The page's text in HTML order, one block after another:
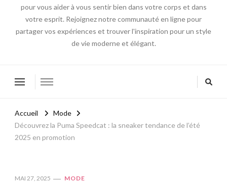
pour vous aider à vous sentir bien dans votre corps et dans
votre esprit. Rejoignez notre communauté en ligne pour
partager vos expériences et trouver l'inspiration pour un style
de vie moderne et élégant.
Accueil
Mode
Découvrez la Puma Speedcat : la sneaker tendance de l’été
2025 en promotion
MAI 27, 2025 MODE